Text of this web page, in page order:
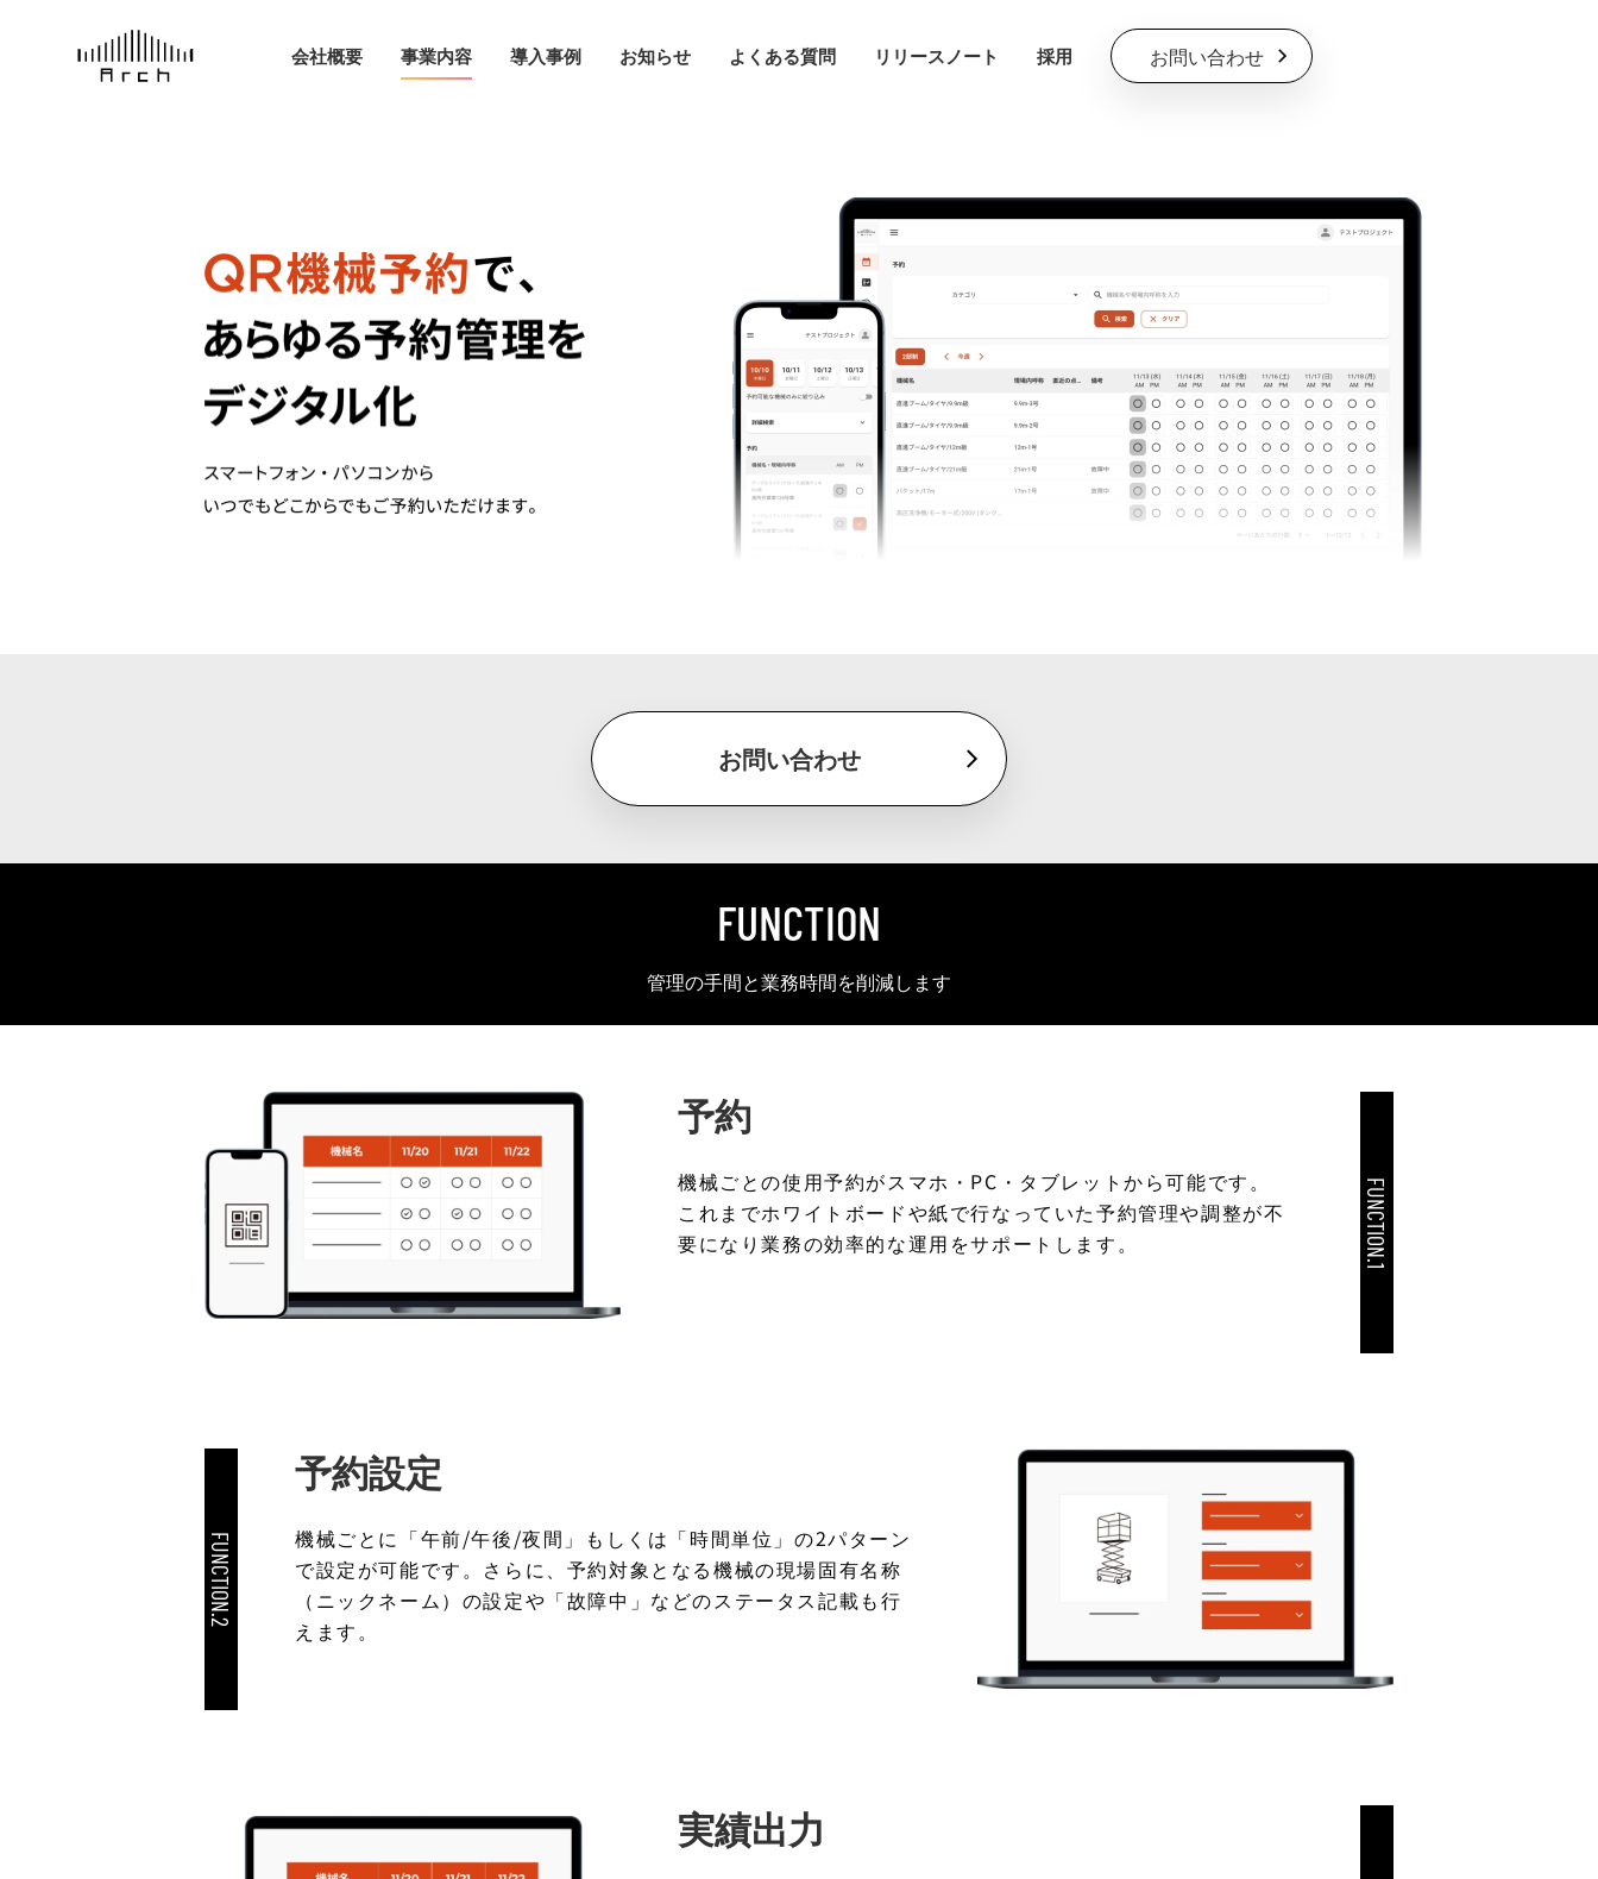
会社概要 事業内容 導入事例 お知らせ よくある質問 リリースノート 採用 お問い合わせ
お問い合わせ
FUNCTION
管理の手間と業務時間を削減します
予約
機械ごとの使用予約がスマホ・PC・タブレットから可能です。
これまでホワイトボードや紙で行なっていた予約管理や調整が不
要になり業務の効率的な運用をサポートします。
FUNCTION.1
FUNCTION.2
予約設定
機械ごとに「午前/午後/夜間」もしくは「時間単位」の2パターン
で設定が可能です。さらに、予約対象となる機械の現場固有名称
（ニックネーム）の設定や「故障中」などのステータス記載も行
えます。
実績出力